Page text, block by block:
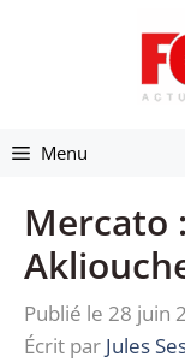
Menu
Mercato
Publié le 28 juin
Écrit par Jules